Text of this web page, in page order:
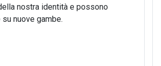
nostra identità e possono
nuove gambe.